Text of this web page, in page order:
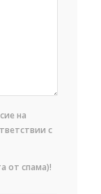
на
с
от спама)!